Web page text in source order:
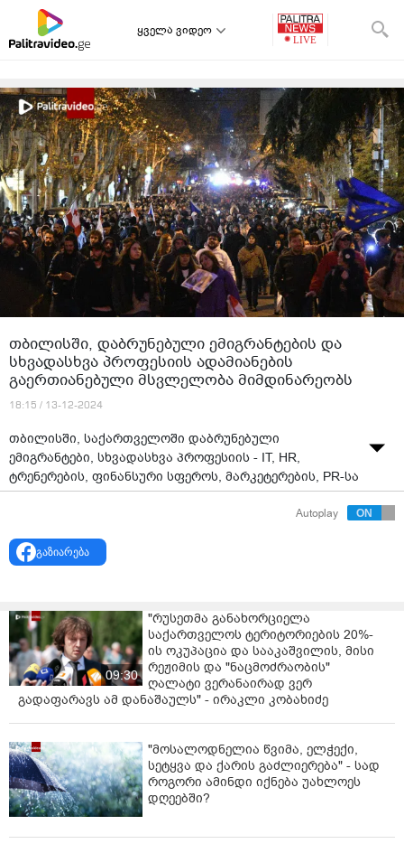
ყველა ვიდეო
თბილისში, დაბრუნებული ემიგრანტების და
სხვადასხვა პროფესიის ადამიანების
გაერთიანებული მსვლელობა მიმდინარეობს
18:15 / 13-12-2024
თბილისში, საქართველოში დაბრუნებული
ემიგრანტები, სხვადასხვა პროფესიის - IT, HR,
ტრენერების, ფინანსური სფეროს, მარკეტერების, PR-სა
და შემოქმედებითი ინდუსტრიის წარმომადგენლების
გაერთიანებული მსვლელობა მიმდინარეობს.
აქციის მონაწილეები სკანდირებენ: „საქართველო“,
„გაიფიცე“.
დროშები აქვთ მოტანილი.
აქციის მონაწილეები მიმდინარე აქციების დროს
დაკავებული მოქალაქეების გათავისუფლებასა და
ხელახალი არჩევნების ჩატარებას ითხოვენ.
აქციის მონაწილეთა მსვლელობის საბოლოო
ლოკაცია საქართველოს პარლამენტის მიმდებარე
ტერიტორია იქნება.
Autoplay
გაზიარება
09:30
"რუსეთმა განახორციელა
საქართველოს ტერიტორიების 20%-
ის ოკუპაცია და სააკაშვილის, მისი
რეჟიმის და "ნაცმოძრაობის"
ღალატი ვერანაირად ვერ
გადაფარავს ამ დანაშაულს" - ირაკლი კობახიძე
"მოსალოდნელია წვიმა, ელჭექი,
სეტყვა და ქარის გაძლიერება" - სად
როგორი ამინდი იქნება უახლოეს
დღეებში?